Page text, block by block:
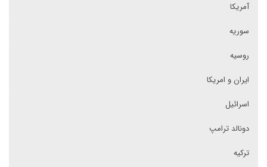
آمریکا
سوریه
روسیه
ایران و امریکا
اسرائیل
دونالد ترامپ
ترکیه